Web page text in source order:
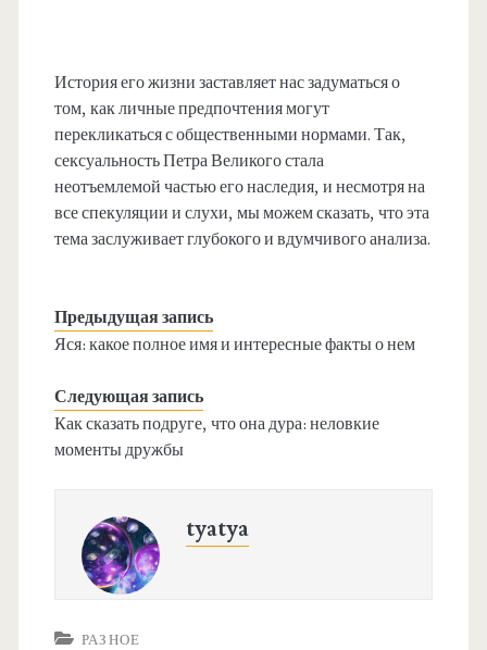
История его жизни заставляет нас задуматься о
том, как личные предпочтения могут
перекликаться с общественными нормами. Так,
сексуальность Петра Великого стала
неотъемлемой частью его наследия, и несмотря на
все спекуляции и слухи, мы можем сказать, что эта
тема заслуживает глубокого и вдумчивого анализа.
Предыдущая запись
Яся: какое полное имя и интересные факты о нем
Следующая запись
Как сказать подруге, что она дура: неловкие
моменты дружбы
tyatya
РАЗНОЕ